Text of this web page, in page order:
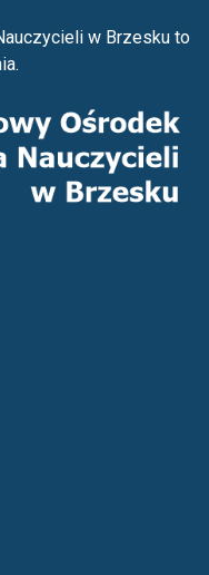
w Brzesku to